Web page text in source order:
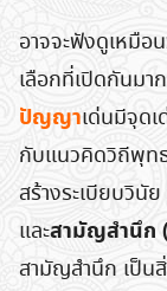
อาจจะฟังดูเหมือ
เลือกที่เปิดกันมา
ปัญญาเด่นมีจุด
กับแนวคิดวิถีพุท
สร้างระเบียบวินั
และสามัญสำนึก
สามัญสำนึก เป็น